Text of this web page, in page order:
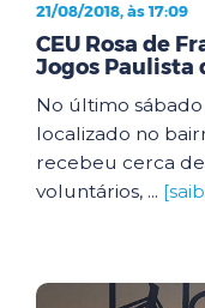
21/08/2018, às 17:09
CEU Rosa de
Jogos Paulista
No último sábado
localizado no
recebeu cerca de
voluntários, ...